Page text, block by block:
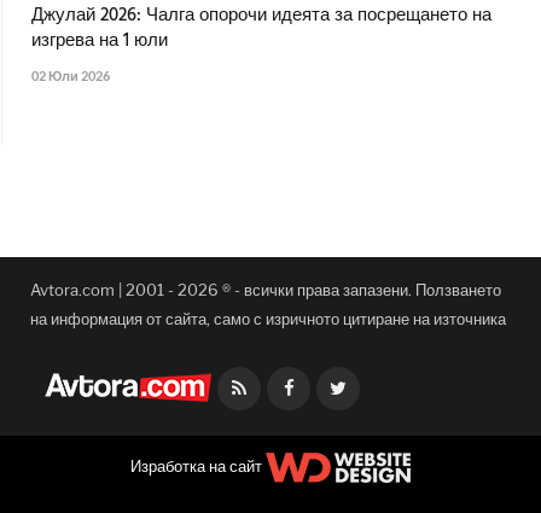
Джулай 2026: Чалга опорочи идеята за посрещането на
изгрева на 1 юли
02 Юли 2026
Avtora.com | 2001 - 2026 ® - всички права запазени. Ползването
на информация от сайта, само с изричното цитиране на източника
Facebook
Изработка на сайт